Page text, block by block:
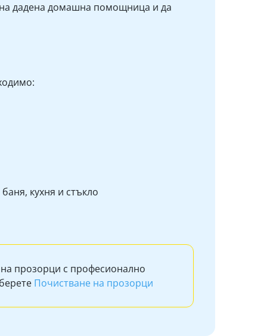
дадена домашна помощница и да
кухня и стъкло
прозорци с професионално
Почистване на прозорци